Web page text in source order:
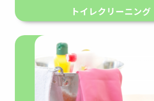
トイレクリーニング